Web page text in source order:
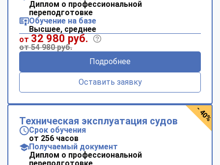
Диплом о профессиональной
переподготовке
Обучение на базе
Высшее, среднее
от 32 980 руб.
от 54 980 руб.
Подробнее
Оставить заявку
Техническая эксплуатация судов
Срок обучения
от 256 часов
Получаемый документ
Диплом о профессиональной
- 40%